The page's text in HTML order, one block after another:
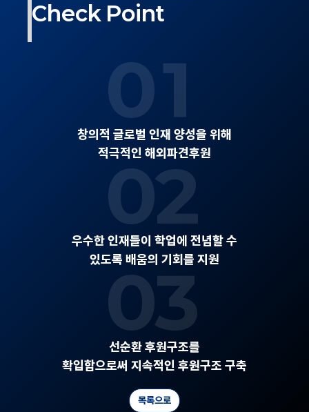
Check Point
01
창의적 글로벌 인재 양성을 위해
적극적인 해외파견후원
02
우수한 인재들이 학업에 전념할 수
있도록 배움의 기회를 지원
03
선순환 후원구조를
확입함으로써 지속적인 후원구조 구축
목록으로